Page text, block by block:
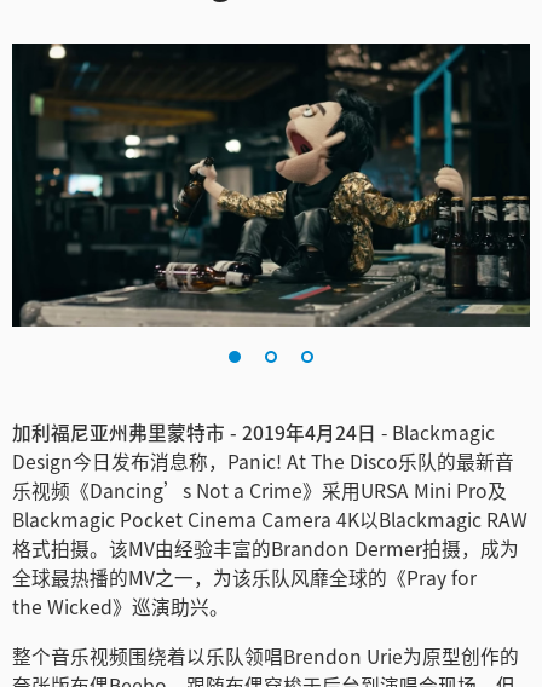
Canada
中国
Denmark
Finland
France
Germany
India
Italy
Japan
Korea
Mexico
加利福尼亚州弗里蒙特市 - 2019年4月24日 - Blackmagic
Design今日发布消息称，Panic! At The Disco乐队的最新音
乐视频《Dancing’s Not a Crime》采用URSA Mini Pro及
Blackmagic Pocket Cinema Camera 4K以Blackmagic RAW
格式拍摄。该MV由经验丰富的Brandon Dermer拍摄，成为
全球最热播的MV之一，为该乐队风靡全球的《Pray for
the Wicked》巡演助兴。
整个音乐视频围绕着以乐队领唱Brendon Urie为原型创作的